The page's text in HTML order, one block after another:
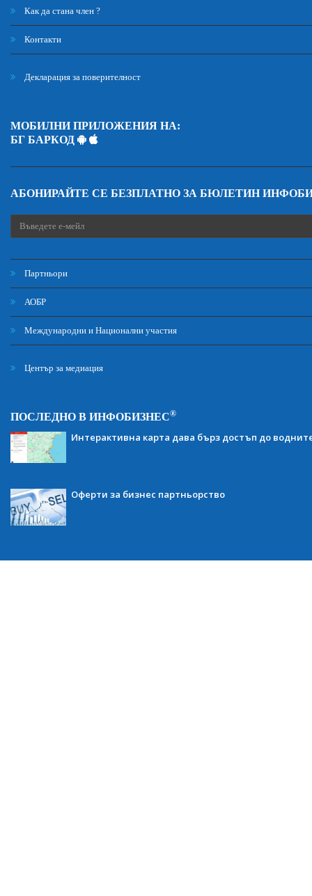
Как да стана член ?
Контакти
Декларация за поверителност
МОБИЛНИ ПРИЛОЖЕНИЯ НА:
БГ БАРКОД
АБОНИРАЙТЕ СЕ БЕЗПЛАТНО ЗА БЮЛЕТИН
Партньори
АОБР
Международни и Национални участия
Център за медиация
ПОСЛЕДНО В ИНФОБИЗНЕС®
Интерактивна карта дава бърз достъп до
Оферти за бизнес партньорство